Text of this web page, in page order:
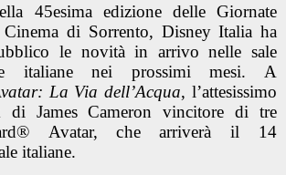
45esima edizione delle Giornate
di Sorrento, Disney Italia ha
le novità in arrivo nelle sale
italiane nei prossimi mesi. A
La Via dell’Acqua, l’attesissimo
di James Cameron vincitore di tre
Avatar, che arriverà il 14
italiane.